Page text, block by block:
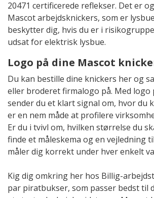
20471 certificerede reflekser. Det er
Mascot arbejdsknickers, som er
beskytter dig, hvis du er i
udsat for elektrisk lysbue.
Logo på dine Mascot
Du kan bestille dine knickers her og
eller broderet firmalogo på. Med logo
sender du et klart signal om, hvor du
er en nem måde at profilere
Er du i tvivl om, hvilken størrelse du
finde et måleskema og en vejledning
måler dig korrekt under hver enkelt
Kig dig omkring her hos Billig-
par piratbukser, som passer bedst til